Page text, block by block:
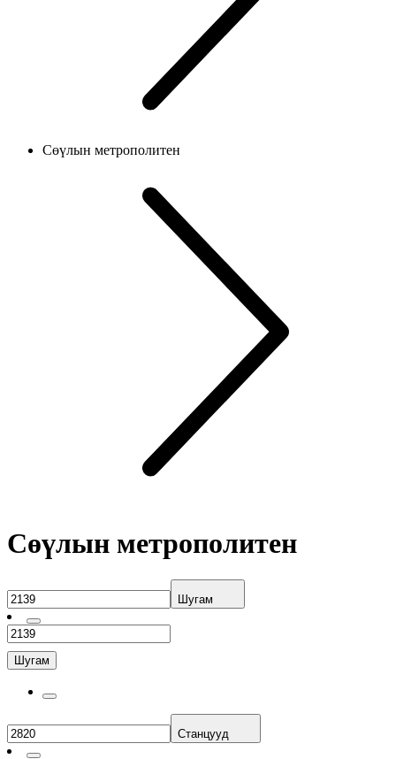
Сөүлын метрополитен
Сөүлын метрополитен
Шугам
Шугам
Станцууд